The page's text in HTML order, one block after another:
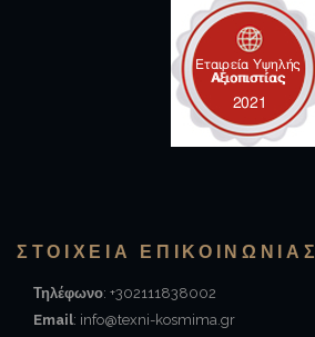
ΣΤΟΙΧΕΊΑ ΕΠΙΚΟΙΝΩΝΙΑΣ
Τηλέφωνο: +302111838002
Email: info@texni-kosmima.gr